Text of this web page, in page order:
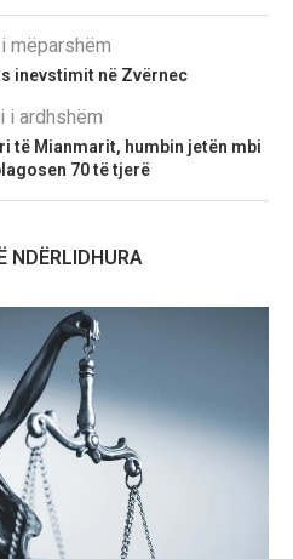
mëparshëm
inevstimit në Zvërnec
i ardhshëm
të Mianmarit, humbin jetën mbi
70 të tjerë
NDËRLIDHURA